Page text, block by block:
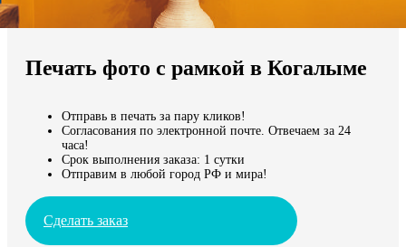
Мы доставляем по всему миру
Продолжить без города
Печать фото с рамкой в Когалыме
Отправь в печать за пару кликов!
Согласования по электронной почте. Отвечаем за 24
часа!
Срок выполнения заказа: 1 сутки
Отправим в любой город РФ и мира!
Сделать заказ